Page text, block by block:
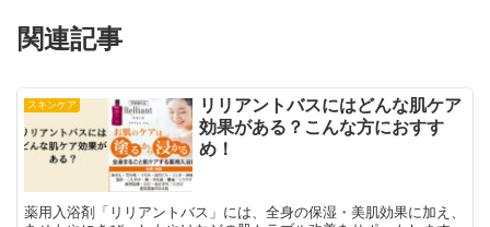
関連記事
スキンケア
リリアントバスにはどんな肌ケア
効果がある？こんな方におすす
め！
薬用入浴剤「リリアントバス」には、全身の保湿・美肌効果に加え、